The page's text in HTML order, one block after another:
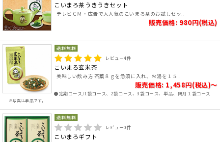
こいまろ茶うきうきセット
テレビＣＭ・広告で大人気のこいまろ茶のお試しセッ..
販売価格: 980円(税込)
※写真は単品です。
レビュー4件
こいまろ玄米茶
美味しい飲み方 茶葉８ｇを急須に入れ、お湯を１５..
販売価格: 1,458円(税込)～
●定期コース/1袋コース、2袋コース、3袋コース、単品、隔月１袋コース
レビュー0件
こいまろギフト